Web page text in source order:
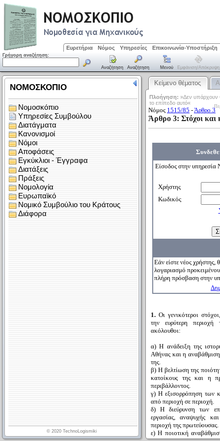
Ευρετήρια Νόμος Υπηρεσίες Επικοινωνία-Υποστήριξη
Γρήγορη αναζήτηση:
Αναζήτηση Αναζήτηση Μενού Εμφάνιση/απόκρυψη
Κείμενο θέματος